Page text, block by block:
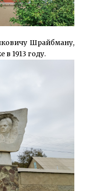
Шрайбману,
1913 году.